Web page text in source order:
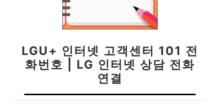
LGU+ 인터넷 고객센터 101 전
화번호 | LG 인터넷 상담 전화
연결